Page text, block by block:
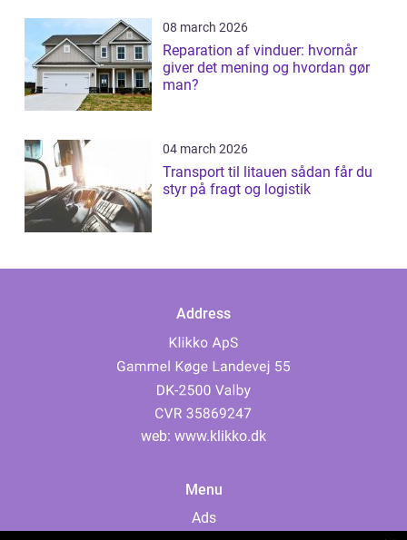
08 march 2026
Reparation af vinduer: hvornår
giver det mening og hvordan gør
man?
04 march 2026
Transport til litauen sådan får du
styr på fragt og logistik
Address
web: www.klikko.dk
Menu
Ads